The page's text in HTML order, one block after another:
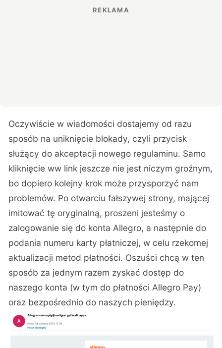
Oczywiście w wiadomości dostajemy od razu
sposób na uniknięcie blokady, czyli przycisk
służący do akceptacji nowego regulaminu. Samo
kliknięcie ww link jeszcze nie jest niczym groźnym,
bo dopiero kolejny krok może przysporzyć nam
problemów. Po otwarciu fałszywej strony, mającej
imitować tę oryginalną, proszeni jesteśmy o
zalogowanie się do konta Allegro, a następnie do
podania numeru karty płatniczej, w celu rzekomej
aktualizacji metod płatności. Oszuści chcą w ten
sposób za jednym razem zyskać dostęp do
naszego konta (w tym do płatności Allegro Pay)
oraz bezpośrednio do naszych pieniędzy.